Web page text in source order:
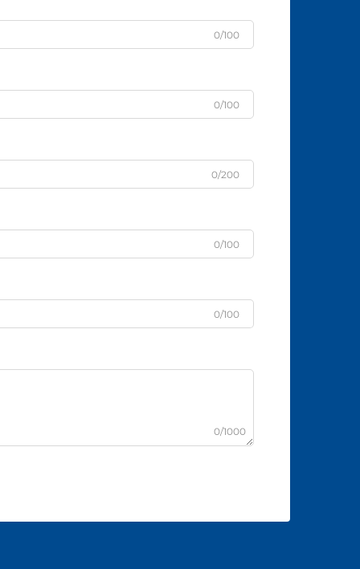
0/100
0/100
0/200
0/100
0/100
0/1000